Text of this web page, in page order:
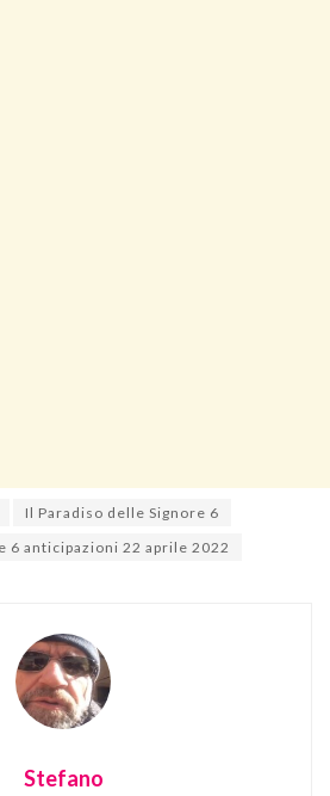
Il Paradiso delle Signore 6
6 anticipazioni 22 aprile 2022
Stefano